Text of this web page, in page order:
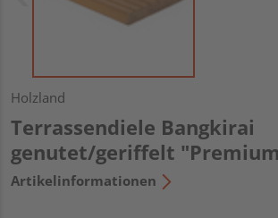
Holzland
Terrassendiele Bangkirai
genutet/geriffelt
Artikelinformationen